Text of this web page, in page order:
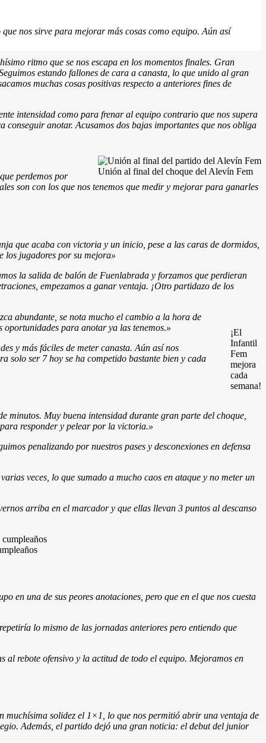
nos sirve para mejorar más cosas como equipo. Aún así
ritmo que se nos escapa en los momentos finales. Gran
estando fallones de cara a canasta, lo que unido al gran
muchas cosas positivas respecto a anteriores fines de
intensidad como para frenar al equipo contrario que nos supera
conseguir anotar. Acusamos dos bajas importantes que nos obliga
Unión al final del choque del Alevín Fem
perdemos por
son con los que nos tenemos que medir y mejorar para ganarles
que acaba con victoria y un inicio, pese a las caras de dormidos,
los jugadores por su mejora»
la salida de balón de Fuenlabrada y forzamos que perdieran
empezamos a ganar ventaja. ¡Otro partidazo de los
¡El
Infantil
Fem
mejora
cada
semana!
abundante, se nota mucho el cambio a la hora de
para anotar ya las tenemos.»
y más fáciles de meter canasta. Aún así nos
solo ser 7 hoy se ha competido bastante bien y cada
minutos. Muy buena intensidad durante gran parte del choque,
responder y pelear por la victoria.»
penalizando por nuestros pases y desconexiones en defensa
veces, lo que sumado a mucho caos en ataque y no meter un
arriba en el marcador y que ellas llevan 3 puntos al descanso
en una de sus peores anotaciones, pero que en el que nos cuesta
lo mismo de las jornadas anteriores pero entiendo que
al rebote ofensivo y la actitud de todo el equipo. Mejoramos en
muchísima solidez el 1×1, lo que nos permitió abrir una ventaja de
Además, el partido dejó una gran noticia: el debut del junior